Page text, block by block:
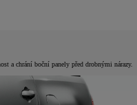
a chrání boční panely před drobnými nárazy.